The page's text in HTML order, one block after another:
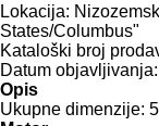
Lokacija:
States/Columbus"
Kataloški broj
Datum objavljivanja:
Opis
Ukupne dimenzije: